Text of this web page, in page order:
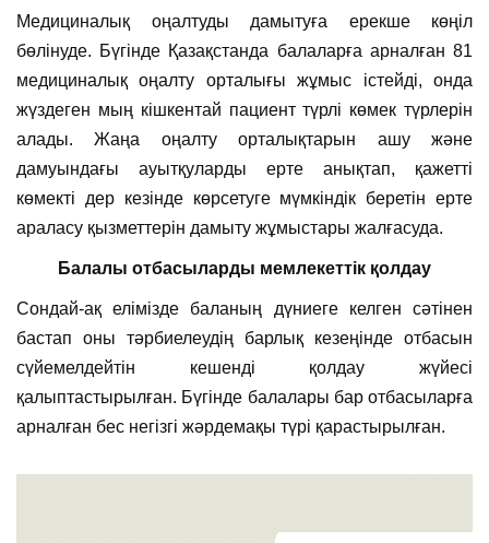
Медициналық оңалтуды дамытуға ерекше көңіл
бөлінуде. Бүгінде Қазақстанда балаларға арналған 81
медициналық оңалту орталығы жұмыс істейді, онда
жүздеген мың кішкентай пациент түрлі көмек түрлерін
алады. Жаңа оңалту орталықтарын ашу және
дамуындағы ауытқуларды ерте анықтап, қажетті
көмекті дер кезінде көрсетуге мүмкіндік беретін ерте
араласу қызметтерін дамыту жұмыстары жалғасуда.
Балалы отбасыларды мемлекеттік қолдау
Сондай-ақ елімізде баланың дүниеге келген сәтінен
бастап оны тәрбиелеудің барлық кезеңінде отбасын
сүйемелдейтін кешенді қолдау жүйесі
қалыптастырылған. Бүгінде балалары бар отбасыларға
арналған бес негізгі жәрдемақы түрі қарастырылған.